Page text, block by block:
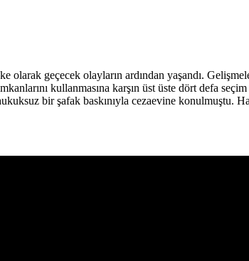
geçecek olayların ardından yaşandı.
kullanmasına karşın üst üste dört defa
bir şafak baskınıyla cezaevine konulmuştu.